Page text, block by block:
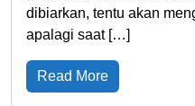
dibiarkan, tentu akan
apalagi saat […]
Read More